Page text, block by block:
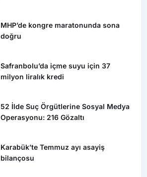
MHP’de kongre maratonunda sona
doğru
Safranbolu’da içme suyu için 37
milyon liralık kredi
52 İlde Suç Örgütlerine Sosyal Medya
Operasyonu: 216 Gözaltı
Karabük’te Temmuz ayı asayiş
bilançosu